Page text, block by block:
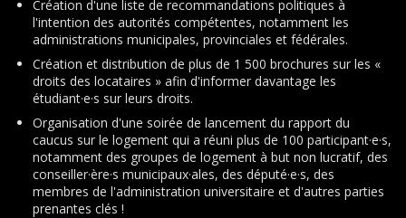
Création d'une liste de recommandations politiques à
l'intention des autorités compétentes, notamment les
administrations municipales, provinciales et fédérales.
Création et distribution de plus de 1 500 brochures sur les «
droits des locataires » afin d'informer davantage les
étudiant·e·s sur leurs droits.
Organisation d'une soirée de lancement du rapport du
caucus sur le logement qui a réuni plus de 100 participant·e·s,
notamment des groupes de logement à but non lucratif, des
conseiller·ère·s municipaux·ales, des député·e·s, des
membres de l'administration universitaire et d'autres parties
prenantes clés !